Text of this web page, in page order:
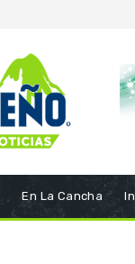
En La Cancha